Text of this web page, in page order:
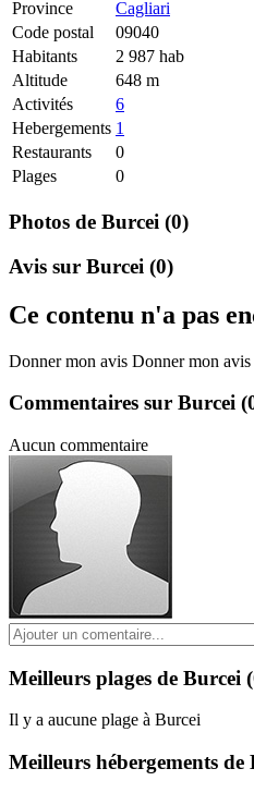
Province
Cagliari
Code postal
09040
Habitants
2 987 hab
Altitude
648 m
Activités
6
Hebergements 1
Restaurants
0
Plages
0
Photos de Burcei (0)
Avis sur Burcei (0)
Ce contenu n'a pas
Donner mon avis Donner mon avis
Commentaires sur Burcei
Aucun commentaire
Meilleurs plages de Burcei
Il y a aucune plage à Burcei
Meilleurs hébergements de